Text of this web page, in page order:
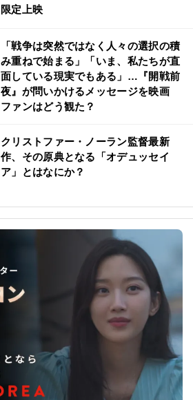
限定上映
「戦争は突然ではなく人々の選択の積
み重ねで始まる」「いま、私たちが直
面している現実でもある」…『開戦前
夜』が問いかけるメッセージを映画
ファンはどう観た？
クリストファー・ノーラン監督最新
作、その原典となる「オデュッセイ
ア」とはなにか？